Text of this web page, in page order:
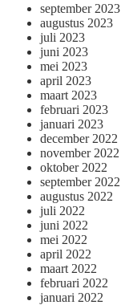
september 2023
augustus 2023
juli 2023
juni 2023
mei 2023
april 2023
maart 2023
februari 2023
januari 2023
december 2022
november 2022
oktober 2022
september 2022
augustus 2022
juli 2022
juni 2022
mei 2022
april 2022
maart 2022
februari 2022
januari 2022